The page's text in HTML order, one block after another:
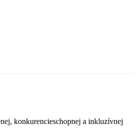
konkurencieschopnej a inkluzívnej